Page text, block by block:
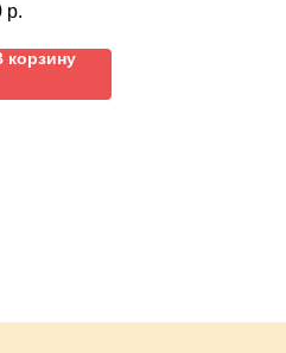
91 см с конфетти
шаров
р.
корзину